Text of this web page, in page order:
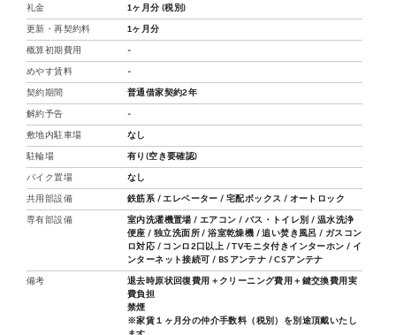
礼金 1ヶ月分 (税別)
更新・再契約料 1ヶ月分
概算初期費用 -
めやす賃料 -
契約期間 普通借家契約2年
解約予告 -
敷地内駐車場 なし
駐輪場 有り(空き要確認)
バイク置場 なし
共用部設備 鉄筋系 / エレベーター / 宅配ボックス / オートロック
専有部設備
室内洗濯機置場 / エアコン / バス・トイレ別 / 温水洗浄
便座 / 独立洗面所 / 浴室乾燥機 / 追い焚き風呂 / ガスコン
ロ対応 / コンロ2口以上 / TVモニタ付きインターホン / イ
ンターネット接続可 / BSアンテナ / CSアンテナ
備考
退去時原状回復費用＋クリーニング費用＋鍵交換費用実
費負担
禁煙
※家賃１ヶ月分の仲介手数料（税別）を別途頂戴いたし